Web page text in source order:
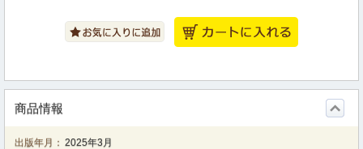
商品情報
出版年月： 2025年3月